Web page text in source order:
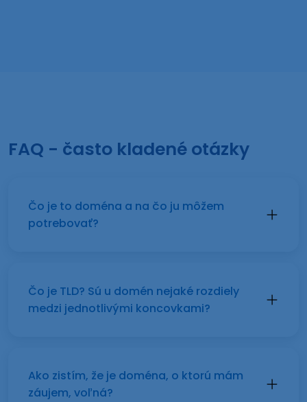
FAQ - často kladené otázky
Čo je to doména a na čo ju môžem
potrebovať?
Čo je TLD? Sú u domén nejaké rozdiely
medzi jednotlivými koncovkami?
Ako zistím, že je doména, o ktorú mám
záujem, voľná?